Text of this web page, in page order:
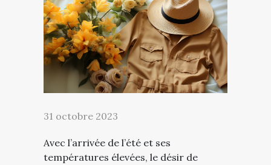
31 octobre 2023
Avec l’arrivée de l’été et ses
températures élevées, le désir de